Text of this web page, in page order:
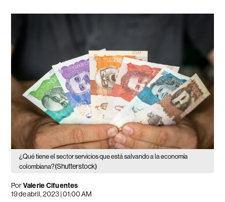
¿Qué tiene el sector servicios que está salvando a la economía
colombiana?(Shutterstock)
PorValerie Cifuentes
19 de abril, 2023 | 01:00 AM